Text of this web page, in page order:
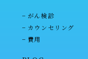
がん検診
カウンセリング
費用